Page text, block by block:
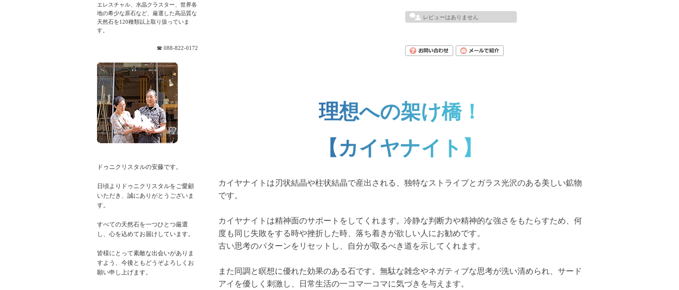
レビューはありません
理想への架け橋！
【カイヤナイト】
カイヤナイトは刃状結晶や柱状結晶で産出される、独特なストライプとガラス光沢のある美しい鉱物
です。
カイヤナイトは精神面のサポートをしてくれます。冷静な判断力や精神的な強さをもたらすため、何
度も同じ失敗をする時や挫折した時、落ち着きが欲しい人にお勧めです。
古い思考のパターンをリセットし、自分が取るべき道を示してくれます。
また同調と瞑想に優れた効果のある石です。無駄な雑念やネガティブな思考が洗い清められ、サード
アイを優しく刺激し、日常生活の一コマ一コマに気づきを与えます。
エレスチャル、水晶クラスター、世界各
地の希少な原石など、厳選した高品質な
天然石を120種類以上取り扱っていま
☎ 088-822-0172
ドゥニクリスタルの安藤です。
日頃よりドゥニクリスタルをご愛顧
いただき、誠にありがとうございま
す。
すべての天然石を一つひとつ厳選
し、心を込めてお届けしています。
皆様にとって素敵な出会いがありま
すよう、今後ともどうぞよろしくお